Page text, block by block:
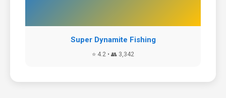
Super Dynamite Fishing
⭐ 4.2 • 👥 3,342